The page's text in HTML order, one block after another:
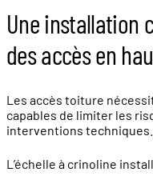
Une installation
des accès en
Les accès toiture
capables de limiter les
interventions techniques.
L’échelle à crinoline